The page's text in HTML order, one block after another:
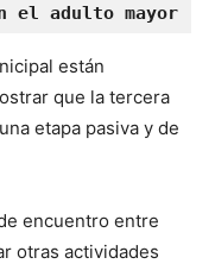
el adulto mayor
están
que la tercera
etapa pasiva y de
encuentro entre
otras actividades